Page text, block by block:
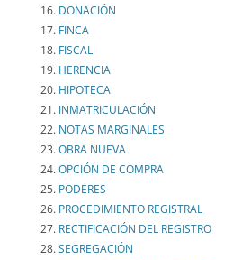
DONACIÓN
FINCA
FISCAL
HERENCIA
HIPOTECA
INMATRICULACIÓN
NOTAS MARGINALES
OBRA NUEVA
OPCIÓN DE COMPRA
PODERES
PROCEDIMIENTO REGISTRAL
RECTIFICACIÓN DEL REGISTRO
SEGREGACIÓN